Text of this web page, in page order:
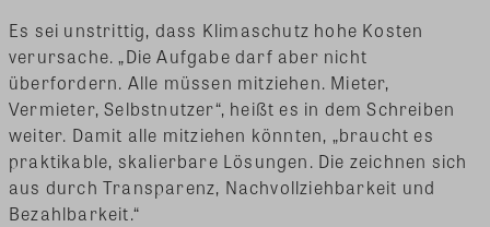
Es sei unstrittig, dass Klimaschutz hohe Kosten
verursache. „Die Aufgabe darf aber nicht
überfordern. Alle müssen mitziehen. Mieter,
Vermieter, Selbstnutzer“, heißt es in dem Schreiben
weiter. Damit alle mitziehen könnten, „braucht es
praktikable, skalierbare Lösungen. Die zeichnen sich
aus durch Transparenz, Nachvollziehbarkeit und
Bezahlbarkeit.“